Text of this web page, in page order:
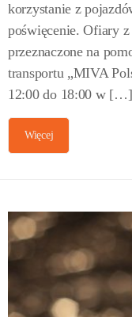
korzystanie z
poświęcenie. Ofiary
przeznaczone na
transportu „MIVA
12:00 do 18:00 w […]
Więcej